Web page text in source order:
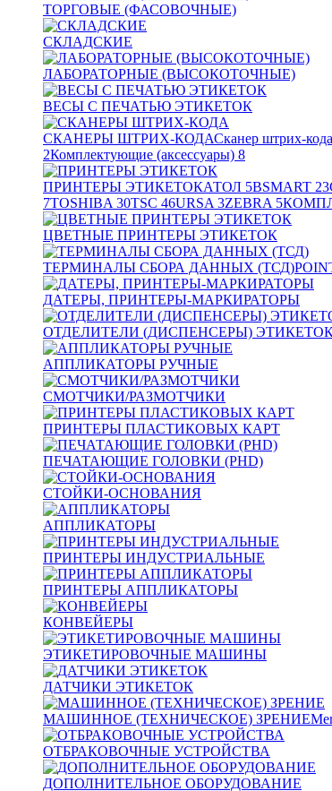
ТОРГОВЫЕ (ФАСОВОЧНЫЕ)
СКЛАДСКИЕ
ЛАБОРАТОРНЫЕ (ВЫСОКОТОЧНЫЕ)
ВЕСЫ С ПЕЧАТЬЮ ЭТИКЕТОК
СКАНЕРЫ ШТРИХ-КОДАСканер штрих-
2Комплектующие (аксессуары) 8
ПРИНТЕРЫ ЭТИКЕТОКАТОЛ 5BSMART 23
7TOSHIBA 30TSC 46URSA 3ZEBRA 5
ЦВЕТНЫЕ ПРИНТЕРЫ ЭТИКЕТОК
ТЕРМИНАЛЫ СБОРА ДАННЫХ (ТСД)
ДАТЕРЫ, ПРИНТЕРЫ-МАРКИРАТОРЫ
ОТДЕЛИТЕЛИ (ДИСПЕНСЕРЫ)
АППЛИКАТОРЫ РУЧНЫЕ
СМОТЧИКИ/РАЗМОТЧИКИ
ПРИНТЕРЫ ПЛАСТИКОВЫХ КАРТ
ПЕЧАТАЮЩИЕ ГОЛОВКИ (PHD)
СТОЙКИ-ОСНОВАНИЯ
АППЛИКАТОРЫ
ПРИНТЕРЫ ИНДУСТРИАЛЬНЫЕ
ПРИНТЕРЫ АППЛИКАТОРЫ
КОНВЕЙЕРЫ
ЭТИКЕТИРОВОЧНЫЕ МАШИНЫ
ДАТЧИКИ ЭТИКЕТОК
МАШИННОЕ (ТЕХНИЧЕСКОЕ) ЗРЕНИЕ
ОТБРАКОВОЧНЫЕ УСТРОЙСТВА
ДОПОЛНИТЕЛЬНОЕ ОБОРУДОВАНИЕ